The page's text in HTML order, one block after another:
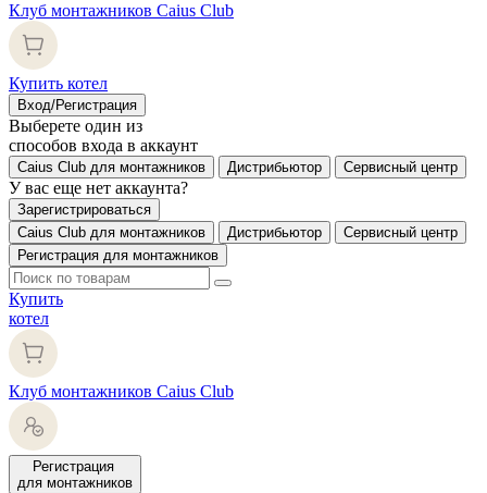
Клуб монтажников Caius Club
Купить котел
Вход/Регистрация
Выберете один из
способов входа в аккаунт
Caius Club для монтажников Дистрибьютор Сервисный центр
У вас еще нет аккаунта?
Зарегистрироваться
Caius Club для монтажников
Дистрибьютор
Сервисный центр
Регистрация для монтажников
Купить
котел
Клуб монтажников Caius Club
Регистрация
для монтажников